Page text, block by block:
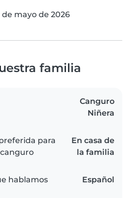
de mayo de 2026
familia
Canguro
Niñera
para
En casa de
la familia
hablamos Español